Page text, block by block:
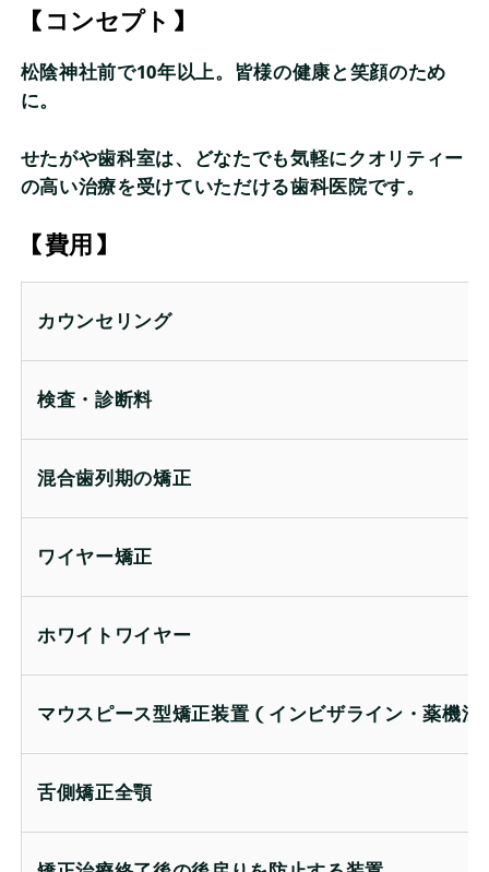
【コンセプト】
松陰神社前で10年以上。皆様の健康と笑顔のため
に。
せたがや歯科室は、どなたでも気軽にクオリティー
の高い治療を受けていただける歯科医院です。
【費用】
カウンセリング
検査・診断料
混合歯列期の矯正
ワイヤー矯正
ホワイトワイヤー
マウスピース型矯正装置（インビザライン・薬機法
舌側矯正全顎